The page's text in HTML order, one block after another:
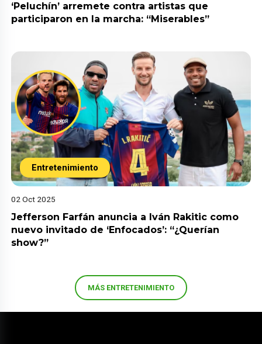
‘Peluchín’ arremete contra artistas que
participaron en la marcha: “Miserables”
Entretenimiento
02 Oct 2025
Jefferson Farfán anuncia a Iván Rakitic como
nuevo invitado de ‘Enfocados’: “¿Querían
show?”
MÁS ENTRETENIMIENTO